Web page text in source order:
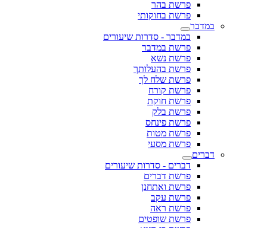
פרשת בהר
פרשת בחוקותי
במדבר
במדבר - סדרות שיעורים
פרשת במדבר
פרשת נשא
פרשת בהעלותך
פרשת שלח לך
פרשת קורח
פרשת חוקת
פרשת בלק
פרשת פינחס
פרשת מטות
פרשת מסעי
דברים
דברים - סדרות שיעורים
פרשת דברים
פרשת ואתחנן
פרשת עקב
פרשת ראה
פרשת שופטים